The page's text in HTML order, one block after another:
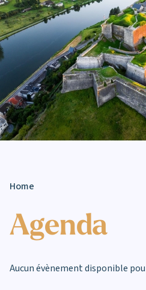
Home
Agenda
Aucun évènement disponible